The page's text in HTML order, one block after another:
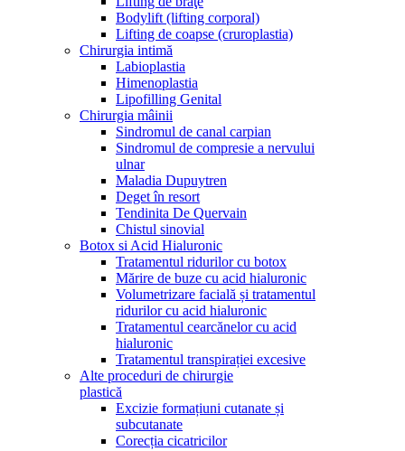
Bodylift (lifting corporal)
Lifting de coapse (cruroplastia)
Chirurgia intimă
Labioplastia
Himenoplastia
Lipofilling Genital
Chirurgia mâinii
Sindromul de canal carpian
Sindromul de compresie a nervului
ulnar
Maladia Dupuytren
Deget în resort
Tendinita De Quervain
Chistul sinovial
Botox si Acid Hialuronic
Tratamentul ridurilor cu botox
Mărire de buze cu acid hialuronic
Volumetrizare facială și tratamentul
ridurilor cu acid hialuronic
Tratamentul cearcănelor cu acid
hialuronic
Tratamentul transpirației excesive
Alte proceduri de chirurgie
plastică
Excizie formațiuni cutanate și
subcutanate
Corecția cicatricilor